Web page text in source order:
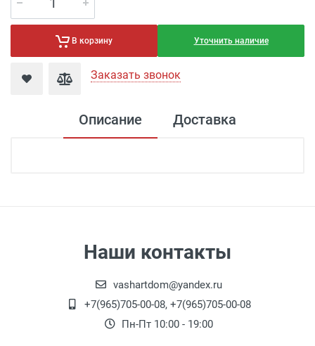
В корзину Уточнить наличие
Заказать звонок
Описание Доставка
Наши контакты
vashartdom@yandex.ru
+7(965)705-00-08, +7(965)705-00-08
Пн-Пт 10:00 - 19:00